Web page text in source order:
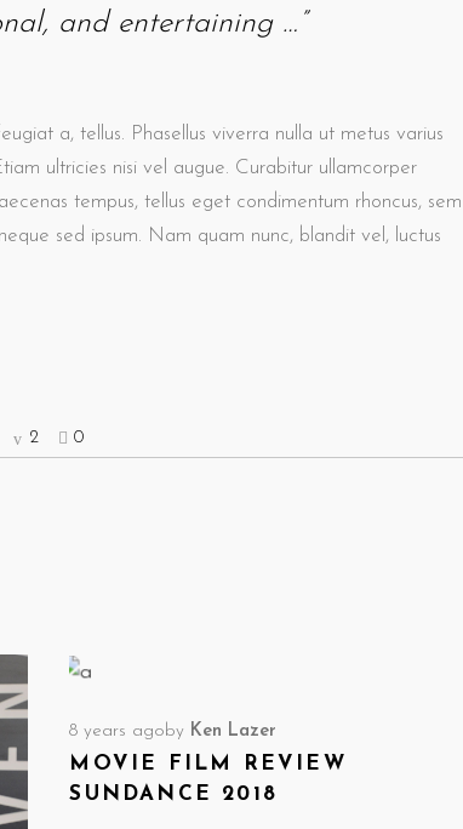
and entertaining …”
a, tellus. Phasellus viverra nulla ut metus varius
ultricies nisi vel augue. Curabitur ullamcorper
tempus, tellus eget condimentum rhoncus, sem
sed ipsum. Nam quam nunc, blandit vel, luctus
2 0
8 years ago by Ken Lazer
MOVIE FILM REVIEW
SUNDANCE 2018